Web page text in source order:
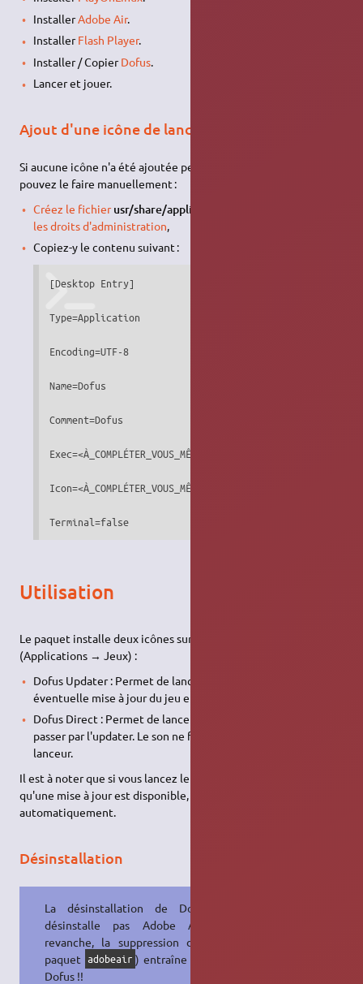
InstallerAdobe Air.
InstallerFlash Player.
Installer / CopierDofus.
Lancer et jouer.
Ajout d'une icône de lancement
Si aucune icône n'a été ajoutée pendant l’installation, vous
pouvez le faire manuellement :
Créez le fichier usr/share/applications/dofus.desktop
les droits d'administration
Copiez-y le contenu suivant :
[Desktop Entry]
Type=Application
Encoding=UTF-8
Name=Dofus
Comment=Dofus
Exec=<À_COMPLÉTER_VOUS_MÊME>/Dofus/transition/
Icon=<À_COMPLÉTER_VOUS_MÊME>.png
Terminal=false
Utilisation
Le paquet installe deux icônes sur le Bureau et dans le menu
(Applications → Jeux) :
Dofus Updater : Permet de lancer l'updater pour faire une
éventuelle mise à jour du jeu et profiter du son.
Dofus Direct : Permet de lancer directement le jeu sans
passer par l'updater. Le son ne fonctionne pas avec ce
lanceur.
Il est à noter que si vous lancez le jeu par Dofus Direct et
qu'une mise à jour est disponible, l'updater sera lancé
automatiquement.
Désinstallation
La désinstallation de Dofus ne
désinstalle pas Adobe AIR. En
revanche, la suppression d'AIR (le
paquet adobeair ) entraîne celle de
Dofus !!